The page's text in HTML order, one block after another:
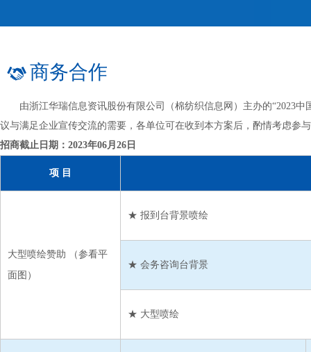
商务合作
由浙江华瑞信息资讯股份有限公司（棉纺织信息网）主办的“2023中
议与满足企业宣传交流的需要，各单位可在收到本方案后，酌情考虑参
招商截止日期：2023年06月26日
项 目
大型喷绘赞助 （参看平
面图 ）
★ 报到台背景喷绘
★ 会务咨询台背景
★ 大型喷绘